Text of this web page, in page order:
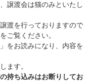
譲渡会は猫のみといたし
渡を行っておりますので
をご覧ください。
」をお読みになり、内容を
ます。
持ち込みはお断りしてお